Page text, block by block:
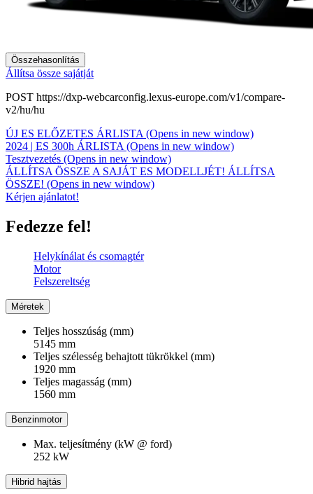
Összehasonlítás
Állítsa össze sajátját
POST https://dxp-webcarconfig.lexus-europe.com/v1/compare-
v2/hu/hu
ÚJ ES ELŐZETES ÁRLISTA (Opens in new window)
2024 | ES 300h ÁRLISTA (Opens in new window)
Tesztvezetés (Opens in new window)
ÁLLÍTSA ÖSSZE A SAJÁT ES MODELLJÉT! ÁLLÍTSA
ÖSSZE! (Opens in new window)
Kérjen ajánlatot!
Fedezze fel!
Helykínálat és csomagtér
Motor
Felszereltség
Méretek
Teljes hosszúság (mm)
5145 mm
Teljes szélesség behajtott tükrökkel (mm)
1920 mm
Teljes magasság (mm)
1560 mm
Benzinmotor
Max. teljesítmény (kW @ ford)
252 kW
Hibrid hajtás